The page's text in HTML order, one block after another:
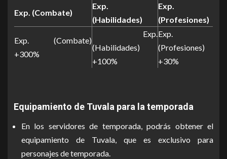
Exp. (Combate)
Exp.
(Habilidades)
Exp.
(Profesiones)
Exp. (Combate)
+300%
Exp.
(Habilidades)
+100%
Exp.
(Profesiones)
+30%
Equipamiento de Tuvala para la temporada
En los servidores de temporada, podrás obtener el
equipamiento de Tuvala, que es exclusivo para
personajes de temporada.